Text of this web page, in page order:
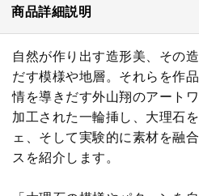
商品詳細説明
自然が作り出す造形美、その
だす模様や地層。それらを作
情を導きだす外山翔のアート
加工された一輪挿し、大理石
ェ、そして実験的に素材を融
スを紹介します。